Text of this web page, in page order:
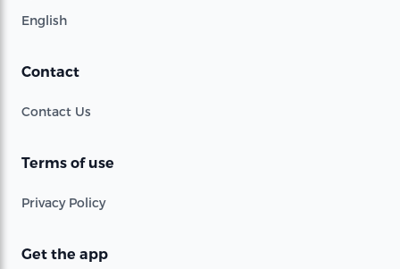
English
Contact
Contact Us
Terms of use
Privacy Policy
Get the app